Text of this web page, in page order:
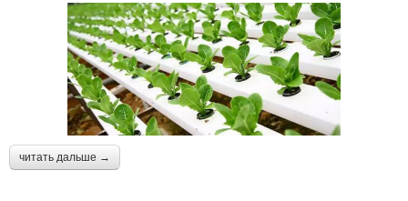
читать дальше →